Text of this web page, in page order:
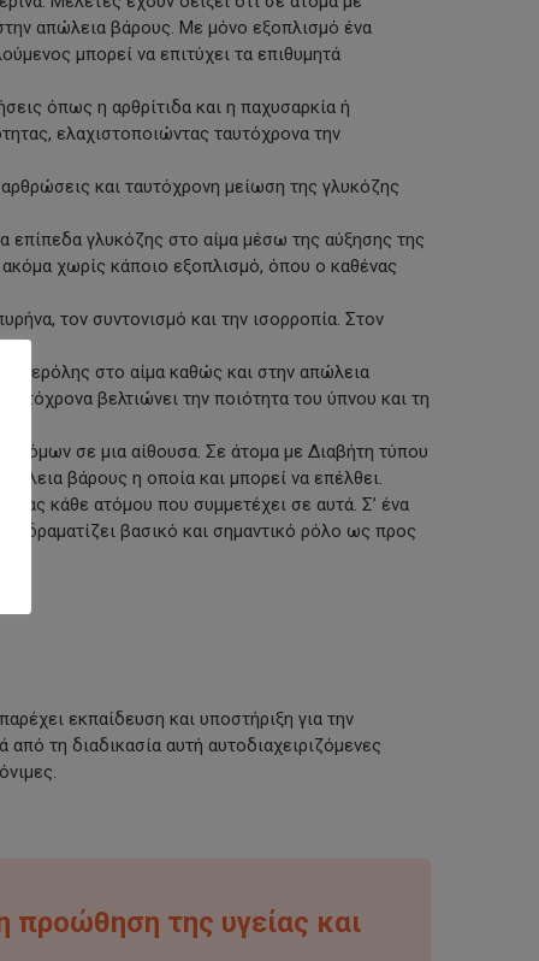
απώλεια βάρους. Με μόνο εξοπλισμό ένα
μπορεί να επιτύχει τα επιθυμητά
όπως η αρθρίτιδα και η παχυσαρκία ή
ελαχιστοποιώντας ταυτόχρονα την
και ταυτόχρονη μείωση της γλυκόζης
επίπεδα γλυκόζης στο αίμα μέσω της αύξησης της
χωρίς κάποιο εξοπλισμό, όπου ο καθένας
τον συντονισμό και την ισορροπία. Στον
στο αίμα καθώς και στην απώλεια
βελτιώνει την ποιότητα του ύπνου και τη
σε μια αίθουσα. Σε άτομα με Διαβήτη τύπου
βάρους η οποία και μπορεί να επέλθει.
κάθε ατόμου που συμμετέχει σε αυτά. Σ’ ένα
βασικό και σημαντικό ρόλο ως προς
εκπαίδευση και υποστήριξη για την
τη διαδικασία αυτή αυτοδιαχειριζόμενες
προώθηση της υγείας και